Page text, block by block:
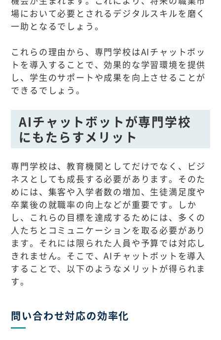
場において必要とされるデジタルスキルを磨く
一助となるでしょう。
これらの理由から、専門学校はAIチャットボッ
トを導入することで、効果的な学習環境を提供
し、学生のサポートや成果を向上させることが
できるでしょう。
AIチャットボットが専門学校
にもたらすメリット
専門学校は、教育機関としてだけでなく、ビジ
ネスとしても成長する必要があります。そのた
めには、集客や入学者数の増加、生徒満足度や
卒業後の就職率の向上などが重要です。しか
し、これらの目標を達成するためには、多くの
人たちとコミュニケーションを取る必要があり
ます。それには限られた人員や予算では対応し
きれません。そこで、AIチャットボットを導入
することで、以下のようなメリットが得られま
す。
問い合わせ対応の効率化